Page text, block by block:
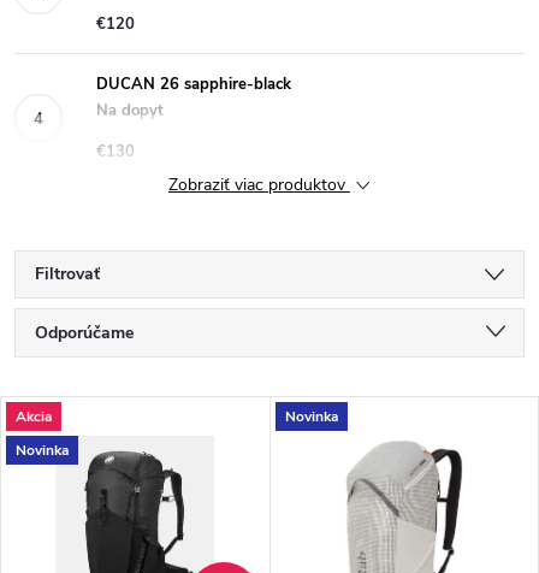
€120
DUCAN 26 sapphire-black
Na dopyt
€130
Zobraziť viac produktov
Filtrovať
R
a
d
Odporúčame
Najdrahšie
Najpredávanejšie
Abecedne
V
ý
Akcia
Novinka
Novinka